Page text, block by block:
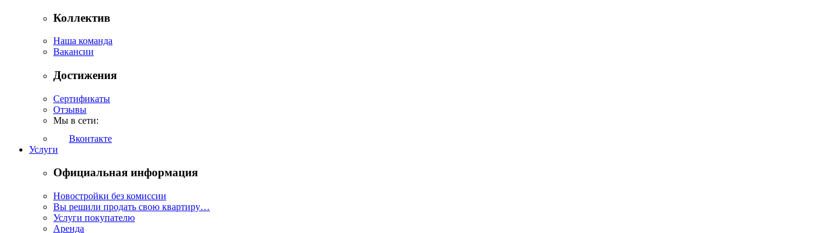
Коллектив
Наша команда
Вакансии
Достижения
Сертификаты
Отзывы
Мы в сети:
Вконтакте
Услуги
Официальная информация
Новостройки без комиссии
Вы решили продать свою квартиру…
Услуги покупателю
Аренда